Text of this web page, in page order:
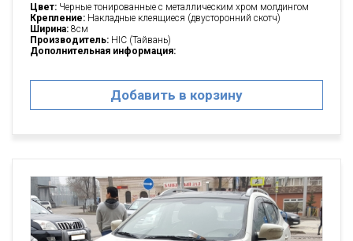
Цвет: Черные тонированные с металлическим хром молдингом
Крепление: Накладные клеящиеся (двусторонний скотч)
Ширина: 8см
Производитель: HIC (Тайвань)
Дополнительная информация:
Добавить в корзину